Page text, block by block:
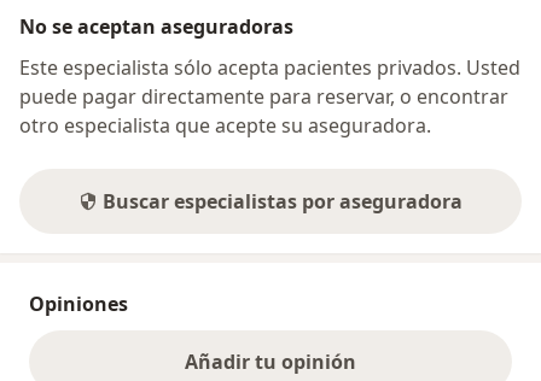
No se aceptan aseguradoras
Este especialista sólo acepta pacientes privados. Usted
puede pagar directamente para reservar, o encontrar
otro especialista que acepte su aseguradora.
Buscar especialistas por aseguradora
Opiniones
Añadir tu opinión